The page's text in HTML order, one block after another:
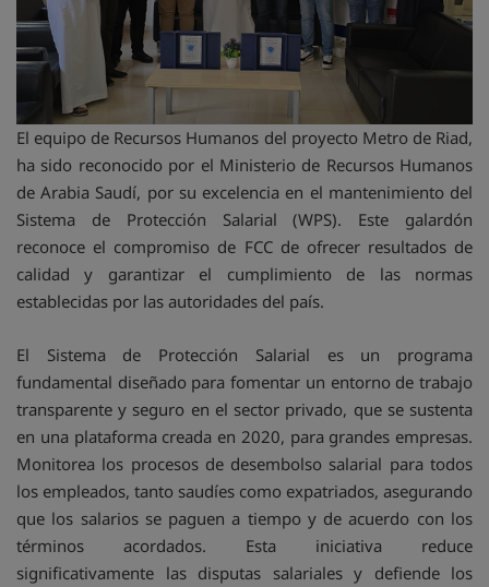
El equipo de Recursos Humanos del proyecto Metro de Riad,
ha sido reconocido por el Ministerio de Recursos Humanos
de Arabia Saudí, por su excelencia en el mantenimiento del
Sistema de Protección Salarial (WPS). Este galardón
reconoce el compromiso de FCC de ofrecer resultados de
calidad y garantizar el cumplimiento de las normas
establecidas por las autoridades del país.
El Sistema de Protección Salarial es un programa
fundamental diseñado para fomentar un entorno de trabajo
transparente y seguro en el sector privado, que se sustenta
en una plataforma creada en 2020, para grandes empresas.
Monitorea los procesos de desembolso salarial para todos
los empleados, tanto saudíes como expatriados, asegurando
que los salarios se paguen a tiempo y de acuerdo con los
términos acordados. Esta iniciativa reduce
significativamente las disputas salariales y defiende los